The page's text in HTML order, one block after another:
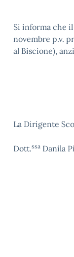
Si informa che
novembre p.v.
al Biscione),
La Dirigente
Dott.ssa Danila